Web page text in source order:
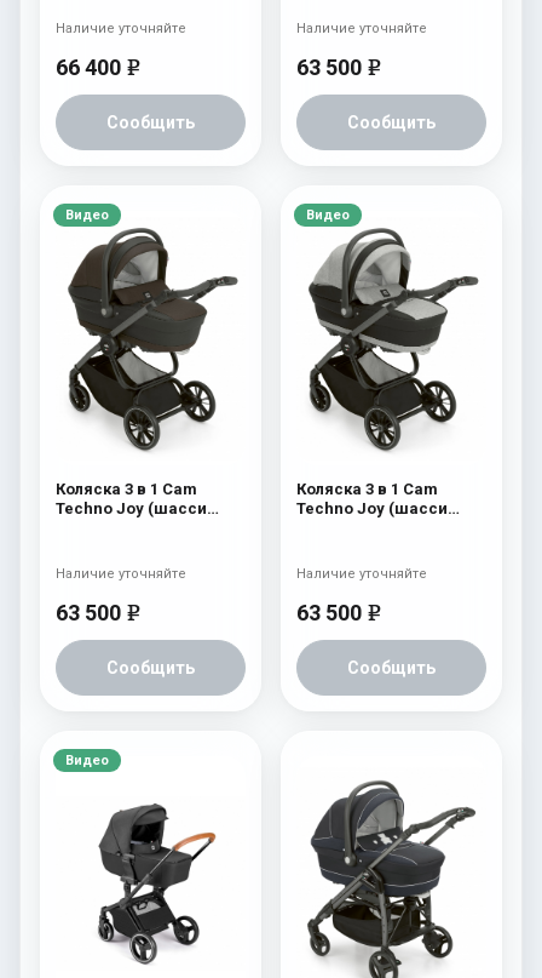
66 400 e
Сообщить
Наличие уточняйте
63 500 e
Сообщить
Наличие уточняйте
Видео
Коляска 3 в 1 Cam
Techno Joy (шасси
63 500 e
Сообщить
Наличие уточняйте
Видео
Коляска 3 в 1 Cam
Techno Joy (шасси
63 500 e
Сообщить
Наличие уточняйте
Видео